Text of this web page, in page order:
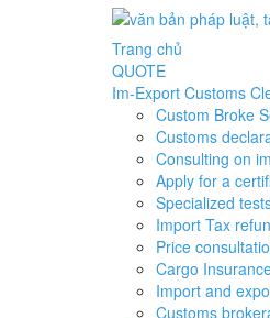
Trang chủ
QUOTE
Im-Export Customs
Custom Broke
Customs
Consulting on
Apply for a
Specialized
Import Tax
Price
Cargo
Import and
Customs